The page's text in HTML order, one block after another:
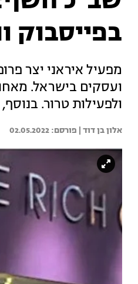
בפייסבוק
מפעיל איראני יצר
ועסקים בישראל.
ולפעילות טרור.
אלון בן דוד | 02.05.2022